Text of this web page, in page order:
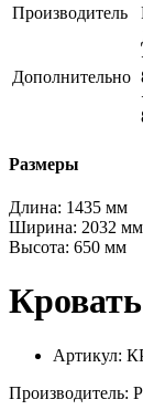
Производитель
Дополнительно
Размеры
Длина: 1435 мм
Ширина: 2032 мм
Высота: 650 мм
Артикул:
Производитель: